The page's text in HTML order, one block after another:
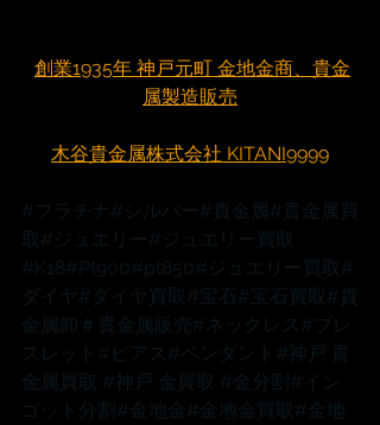
創業1935年 神戸元町 金地金商、貴金
属製造販売
木谷貴金属株式会社 KITANI9999
#プラチナ #シルバー #貴金属#貴金属買
取 #ジュエリー #ジュエリー買取
#K18#Pt900#pt850#ジュエリー買取 #
ダイヤ #ダイヤ買取 #宝石 #宝石買取 #貴
金属卸 ＃貴金属販売#ネックレス #ブレ
スレット #ピアス #ペンダント #神戸 貴
金属買取 #神戸 金買取 #金分割 #イン
ゴット分割 #金地金 #金地金買取 #金地